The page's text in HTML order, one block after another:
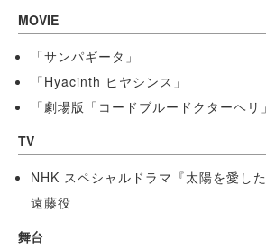
MOVIE
「サンパギータ」
「Hyacinth ヒヤシンス」
「劇場版「コードブルードクターヘリ
TV
NHK スペシャルドラマ『太陽を愛し
遠藤役
舞台